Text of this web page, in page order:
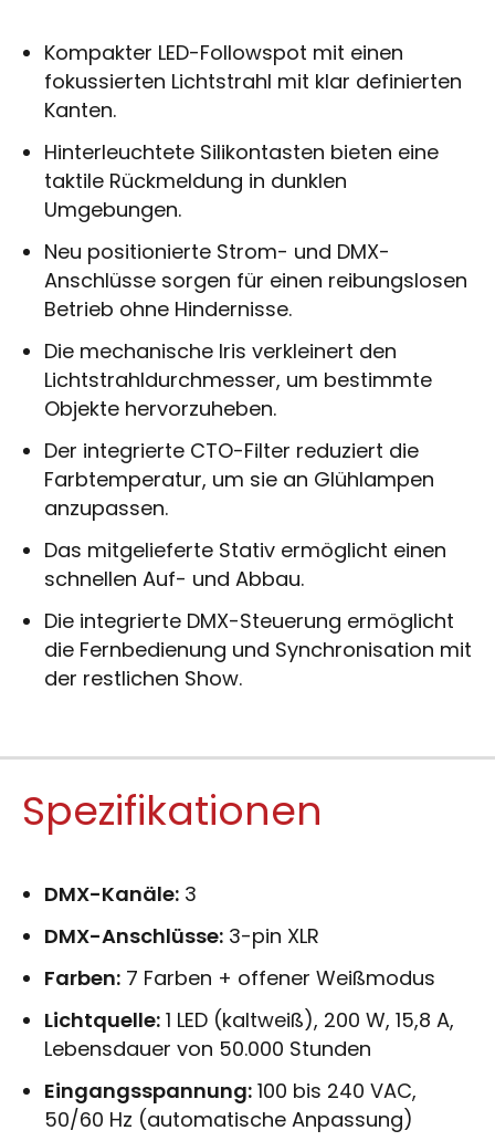
Kompakter LED-Followspot mit einen
fokussierten Lichtstrahl mit klar definierten
Kanten.
Hinterleuchtete Silikontasten bieten eine
taktile Rückmeldung in dunklen
Umgebungen.
Neu positionierte Strom- und DMX-
Anschlüsse sorgen für einen reibungslosen
Betrieb ohne Hindernisse.
Die mechanische Iris verkleinert den
Lichtstrahldurchmesser, um bestimmte
Objekte hervorzuheben.
Der integrierte CTO-Filter reduziert die
Farbtemperatur, um sie an Glühlampen
anzupassen.
Das mitgelieferte Stativ ermöglicht einen
schnellen Auf- und Abbau.
Die integrierte DMX-Steuerung ermöglicht
die Fernbedienung und Synchronisation mit
der restlichen Show.
Spezifikationen
DMX-Kanäle: 3
DMX-Anschlüsse: 3-pin XLR
Farben: 7 Farben + offener Weißmodus
Lichtquelle: 1 LED (kaltweiß), 200 W, 15,8 A,
Lebensdauer von 50.000 Stunden
Eingangsspannung: 100 bis 240 VAC,
50/60 Hz (automatische Anpassung)